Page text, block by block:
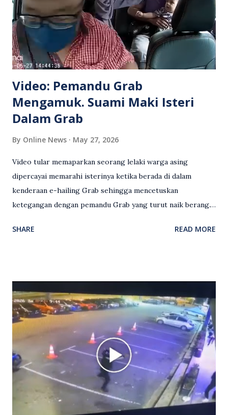
Video: Pemandu Grab
Mengamuk. Suami Maki Isteri
Dalam Grab
By Online News May 27, 2026
Video tular memaparkan seorang lelaki warga asing
dipercayai memarahi isterinya ketika berada di dalam
kenderaan e-hailing Grab sehingga mencetuskan
ketegangan dengan pemandu Grab yang turut naik berang.
antara seorang lelaki warga asing dengan pemandu Grab
Grab bertindak mempertahankan wanita terbabit sebelum
berlaku pertikaman lidah antara kedua-dua pihak. Video
berkenaan kini tular di media sosial dan mendapat pelbagai
reaksi orang ramai. Antara komen orang awam yang tular di
media sosial mengenai insiden tersebut ialah ramai yang
meluahkan rasa marah terhadap tindakan lelaki berkenaan
serta memuji pemandu Grab kerana campur tangan.
Sebahagian netizen turut meminta pihak berkuasa
mengambil tindakan tegas, manakala ada yang bersimpati
SHARE READ MORE